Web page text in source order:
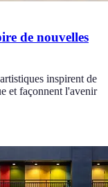
de nouvelles
inspirent de
et façonnent l'avenir